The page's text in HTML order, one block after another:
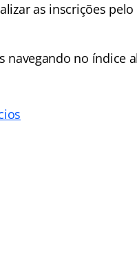
as inscrições
navegando no índice